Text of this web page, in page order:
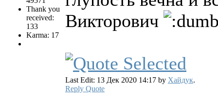
Thank you
received:
133
Karma: 17
Викторович
Last Edit: 13 Дек 2020 14:17 by Хайдук.
Reply Quote